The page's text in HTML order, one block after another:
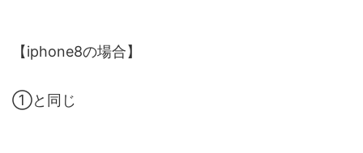
【iphone8の場合】
①と同じ